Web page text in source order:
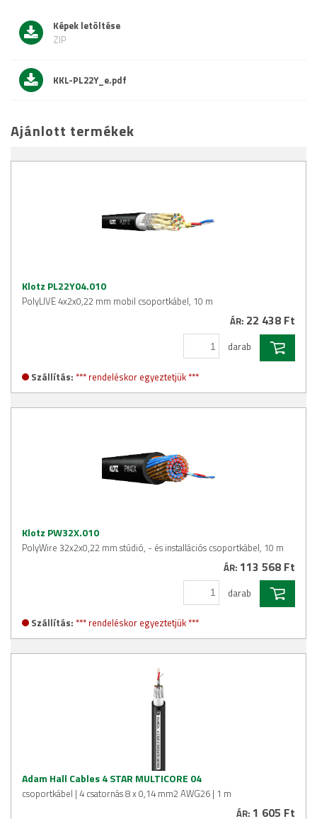
Képek letöltése
ZIP
KKL-PL22Y_e.pdf
Ajánlott termékek
Klotz PL22Y04.010
PolyLIVE 4x2x0,22 mm mobil csoportkábel, 10 m
ÁR: 22 438 Ft
darab
Szállítás: *** rendeléskor egyeztetjük ***
Klotz PW32X.010
PolyWire 32x2x0,22 mm stúdió, - és installációs csoportkábel, 10 m
ÁR: 113 568 Ft
darab
Szállítás: *** rendeléskor egyeztetjük ***
Adam Hall Cables 4 STAR MULTICORE 04
csoportkábel | 4 csatornás 8 x 0,14 mm2 AWG26 | 1 m
ÁR: 1 605 Ft